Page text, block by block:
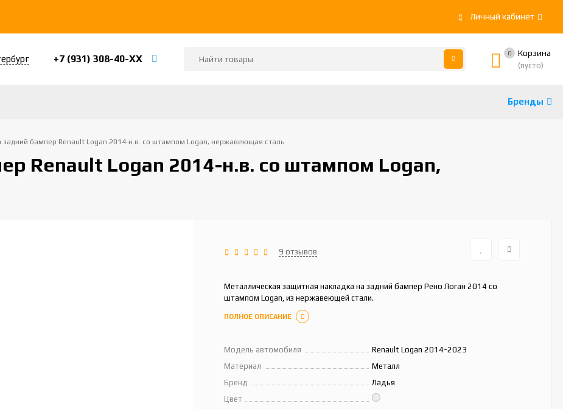
Личный кабинет
+7 (931) 308-40-ХХ 0 Корзина
(пусто)
Бренды
задний бампер Renault Logan 2014-н.в. со штампом Logan, нержавеющая сталь
Renault Logan 2014-н.в. со штампом Logan,
9 отзывов
Металлическая защитная накладка на задний бампер Рено Логан 2014 со
штампом Logan, из нержавеющей стали.
ПОЛНОЕ ОПИСАНИЕ
Модель автомобиля
Renault Logan 2014-2023
Материал
Металл
Бренд
Ладья
Цвет